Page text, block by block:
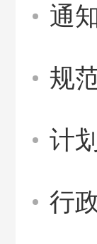
通
规
计
行